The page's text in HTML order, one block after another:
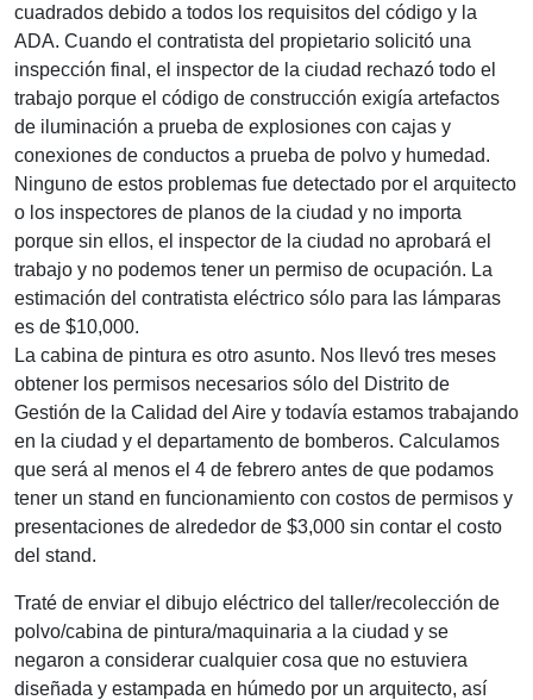
cuadrados debido a todos los requisitos del código y la
ADA. Cuando el contratista del propietario solicitó una
inspección final, el inspector de la ciudad rechazó todo el
trabajo porque el código de construcción exigía artefactos
de iluminación a prueba de explosiones con cajas y
conexiones de conductos a prueba de polvo y humedad.
Ninguno de estos problemas fue detectado por el arquitecto
o los inspectores de planos de la ciudad y no importa
porque sin ellos, el inspector de la ciudad no aprobará el
trabajo y no podemos tener un permiso de ocupación. La
estimación del contratista eléctrico sólo para las lámparas
es de $10,000.
La cabina de pintura es otro asunto. Nos llevó tres meses
obtener los permisos necesarios sólo del Distrito de
Gestión de la Calidad del Aire y todavía estamos trabajando
en la ciudad y el departamento de bomberos. Calculamos
que será al menos el 4 de febrero antes de que podamos
tener un stand en funcionamiento con costos de permisos y
presentaciones de alrededor de $3,000 sin contar el costo
del stand.
Traté de enviar el dibujo eléctrico del taller/recolección de
polvo/cabina de pintura/maquinaria a la ciudad y se
negaron a considerar cualquier cosa que no estuviera
diseñada y estampada en húmedo por un arquitecto, así